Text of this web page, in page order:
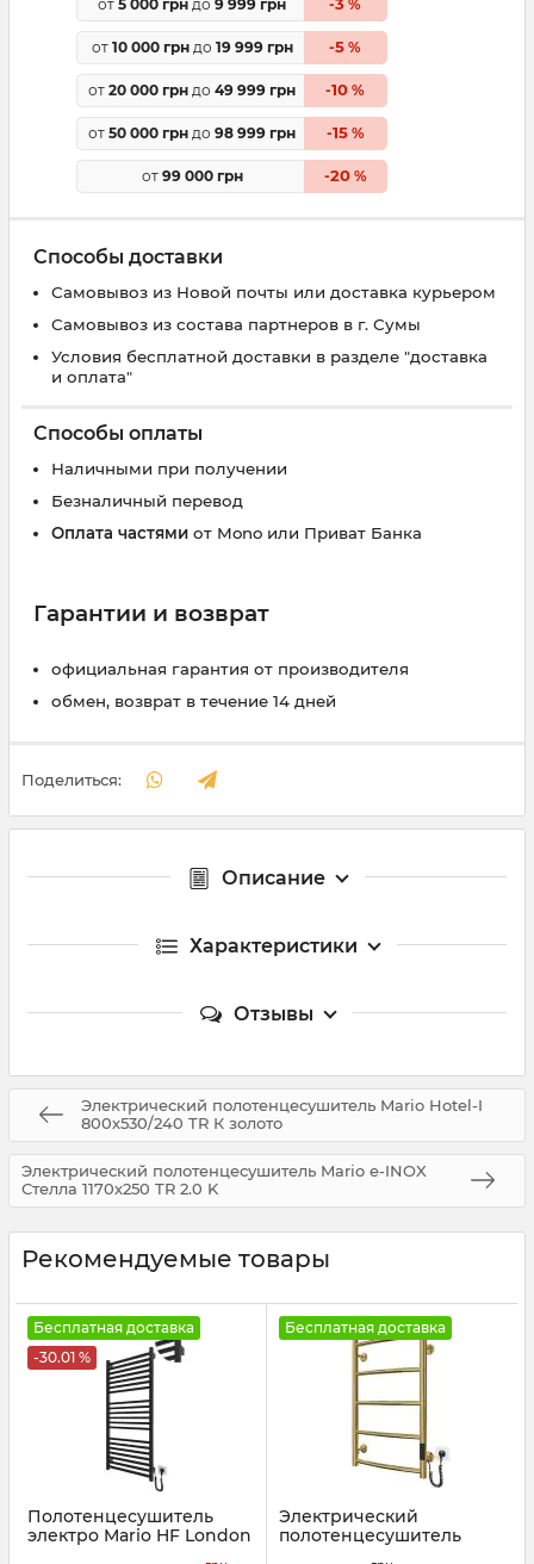
от 5 000 грн до 9 999 грн - %
от 10 000 грндо 19 999 грн -5 %
от 20 000 грн до 49 999 грн -10 %
от 50 000 грн до 98 999 грн -15%
от 99 000 грн -20%
Способы доставки
Самовывоз из Новой почты или доставка курьером
Самовывоз из состава партнеров в г. Сумы
Условия бесплатной доставки в разделе "доставка
и оплата"
Способы оплаты
Наличными при получении
Безналичный перевод
Оплата частями от Mono или Приват Банка
Гарантии и возврат
официальная гарантия от производителя
обмен, возврат в течение 14 дней
Поделиться:
Описание
Характеристики
Отзывы
Электрический полотенцесушитель Mario Hotel-I
800х530/240 TR К золото
Электрический полотенцесушитель Mario e-INOX
Стелла 1170х250 TR 2.0 K
Рекомендуемые товары
Бесплатная доставка
-30.01 %
Полотенцесушитель
электро Mario HF London
Бесплатная доставка
Электрический
полотенцесушитель